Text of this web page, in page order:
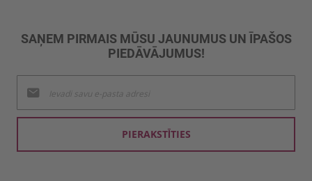
SAŅEM PIRMAIS MŪSU JAUNUMUS UN ĪPAŠOS
PIEDĀVĀJUMUS!
jaunumu
saņemšanai:
PIERAKSTĪTIES